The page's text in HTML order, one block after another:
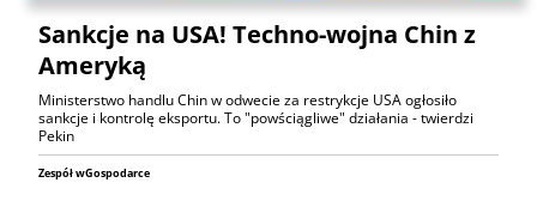
Sankcje na USA! Techno-wojna Chin z
Ameryką
Ministerstwo handlu Chin w odwecie za restrykcje USA ogłosiło
sankcje i kontrolę eksportu. To "powściągliwe" działania - twierdzi
Pekin
Zespół wGospodarce